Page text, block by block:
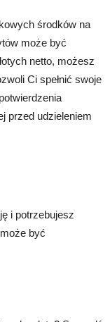
środków na
może być
netto, możesz
Ci spełnić swoje
przed udzieleniem
i potrzebujesz
być